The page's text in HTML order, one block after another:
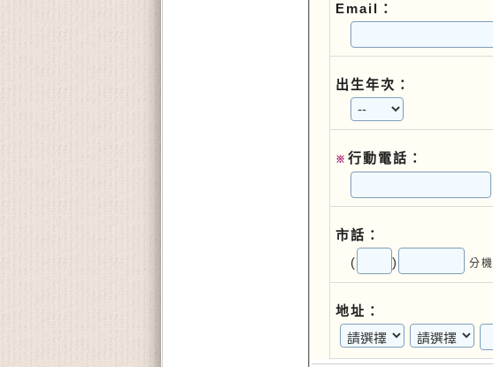
Email：
出生年次：
※ 行動電話：
市話：
(
) 分機
地址：